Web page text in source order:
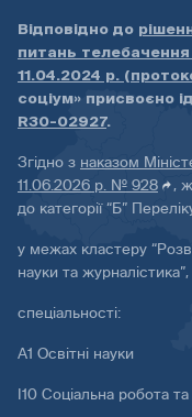
Відповідно до
питань телебачення
11.04.2024 р.
соціум» присвоєно
R30-02927.
Згідно з наказом
11.06.2026 р. № 928
,
до категорії “Б”
у межах кластеру
науки та журналістика”,
спеціальності:
А1 Освітні науки
І10 Соціальна робота